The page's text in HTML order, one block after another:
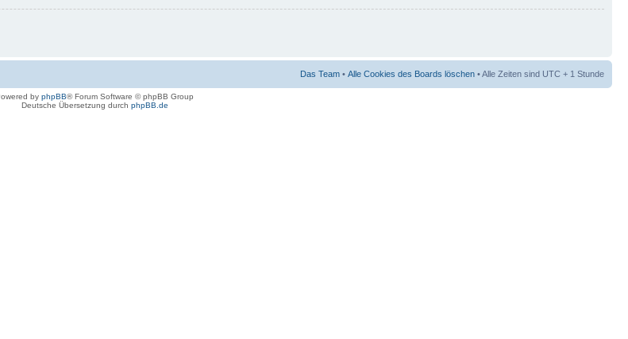
Das Team • Alle Cookies des Boards löschen • Alle Zeiten sind UTC + 1 Stunde
by phpBB® Forum Software © phpBB Group
Deutsche Übersetzung durch phpBB.de